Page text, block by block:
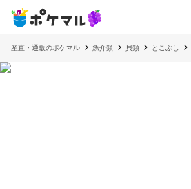
産直・通販のポケマル 魚介類 貝類 とこぶし